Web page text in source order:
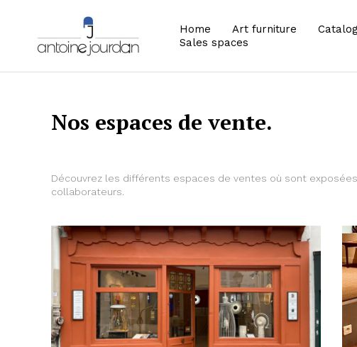
Home Art furniture
Sales spaces
Nos espaces de vente.
Découvrez les différents espaces de ventes où sont
collaborateurs.